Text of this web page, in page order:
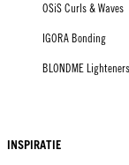
OSiS Curls & Waves
IGORA Bonding
BLONDME
INSPIRATIE